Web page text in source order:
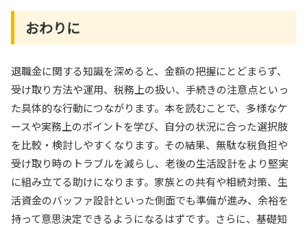
おわりに
退職金に関する知識を深めると、金額の把握にとどまらず、
受け取り方法や運用、税務上の扱い、手続きの注意点といっ
た具体的な行動につながります。本を読むことで、多様なケ
ースや実務上のポイントを学び、自分の状況に合った選択肢
を比較・検討しやすくなります。その結果、無駄な税負担や
受け取り時のトラブルを減らし、老後の生活設計をより堅実
に組み立てる助けになります。家族との共有や相続対策、生
活資金のバッファ設計といった側面でも準備が進み、余裕を
持って意思決定できるようになるはずです。さらに、基礎知